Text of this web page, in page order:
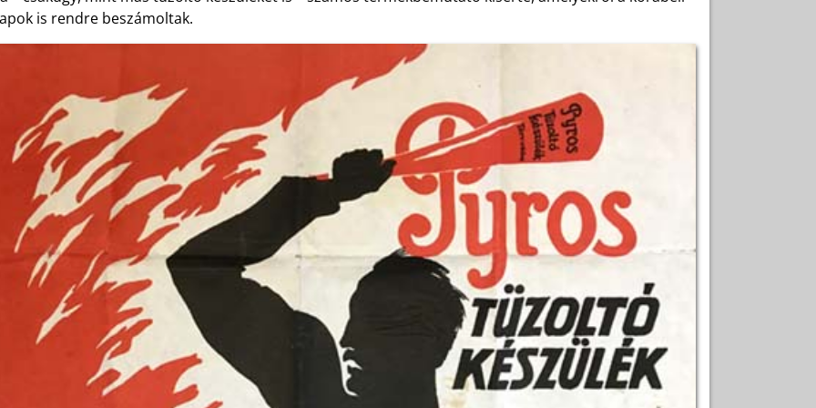
is rendre beszámoltak.